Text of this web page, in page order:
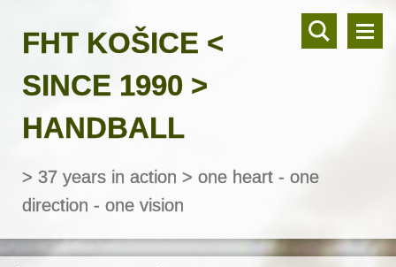
FHT KOŠICE <
SINCE 1990 >
HANDBALL
> 37 years in action > one heart - one
direction - one vision